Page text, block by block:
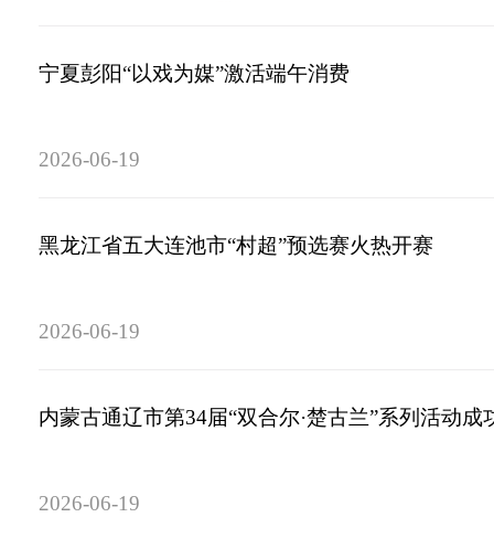
宁夏彭阳“以戏为媒”激活端午消费
2026-06-19
黑龙江省五大连池市“村超”预选赛火热开赛
2026-06-19
内蒙古通辽市第34届“双合尔·楚古兰”系列活动成
2026-06-19